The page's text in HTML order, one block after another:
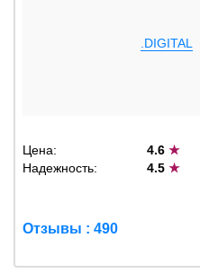
.DIGITAL
Цена: 4.6★
Надежность:
4.5★
Отзывы : 490